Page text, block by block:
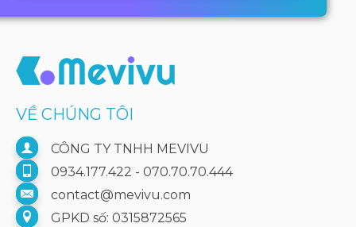
VỀ CHÚNG TÔI
CÔNG TY TNHH MEVIVU
0934.177.422 - 070.70.70.444
contact@mevivu.com
GPKD số: 0315872565